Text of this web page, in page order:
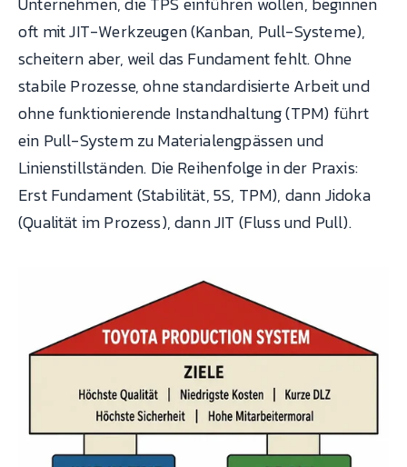
oft mit JIT-Werkzeugen (Kanban, Pull-Systeme),
scheitern aber, weil das Fundament fehlt. Ohne
stabile Prozesse, ohne standardisierte Arbeit und
ohne funktionierende Instandhaltung (TPM) führt
ein Pull-System zu Materialengpässen und
Linienstillständen. Die Reihenfolge in der Praxis:
Erst Fundament (Stabilität, 5S, TPM), dann Jidoka
(Qualität im Prozess), dann JIT (Fluss und Pull).